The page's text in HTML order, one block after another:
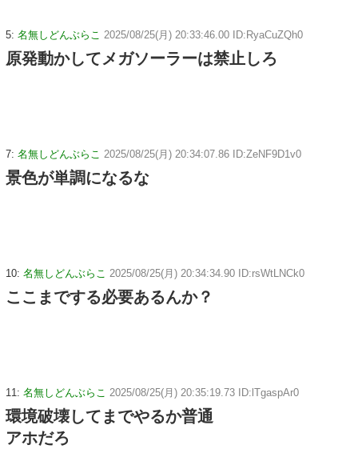
5: 名無しどんぶらこ 2025/08/25(月) 20:33:46.00 ID:RyaCuZQh0
原発動かしてメガソーラーは禁止しろ
7: 名無しどんぶらこ 2025/08/25(月) 20:34:07.86 ID:ZeNF9D1v0
景色が単調になるな
10: 名無しどんぶらこ 2025/08/25(月) 20:34:34.90 ID:rsWtLNCk0
ここまでする必要あるんか？
11: 名無しどんぶらこ 2025/08/25(月) 20:35:19.73 ID:lTgaspAr0
環境破壊してまでやるか普通
アホだろ